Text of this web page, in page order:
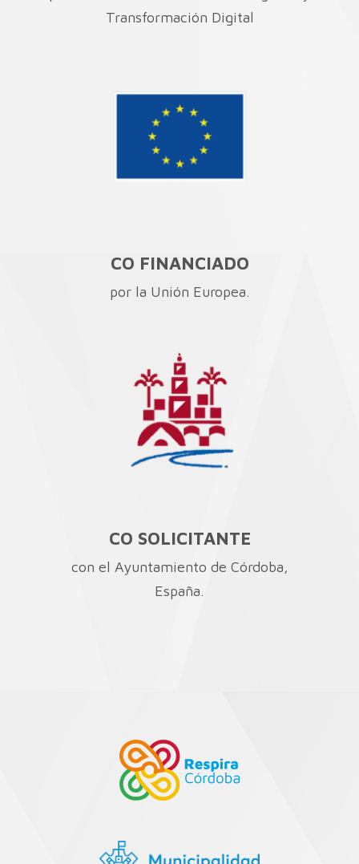
Transformación Digital
CO FINANCIADO
por la Unión Europea.
CO SOLICITANTE
con el Ayuntamiento de Córdoba,
España.